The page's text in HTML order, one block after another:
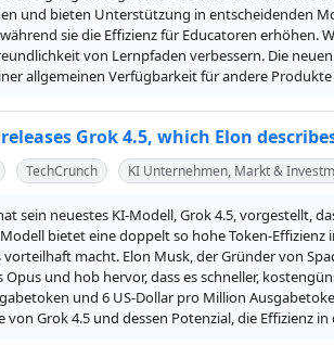
und bieten Unterstützung in entscheidenden
sie die Effizienz für Educatoren erhöhen.
von Lernpfaden verbessern. Die
allgemeinen Verfügbarkeit für andere Produkte
Grok 4.5, which Elon
TechCrunch KI Unternehmen, Markt &
sein neuestes KI-Modell, Grok 4.5, vorgestellt,
bietet eine doppelt so hohe Token-
vorteilhaft macht. Elon Musk, der Gründer von
Opus und hob hervor, dass es schneller,
und 6 US-Dollar pro Million
von Grok 4.5 und dessen Potenzial, die Effizienz